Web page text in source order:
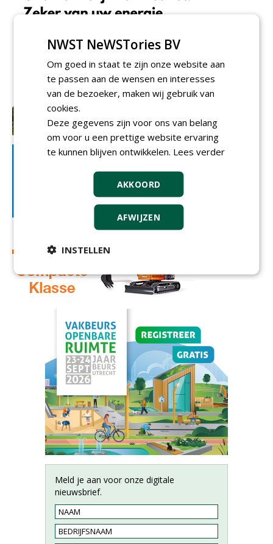
Meld je aan voor onze digitale
nieuwsbrief.
NWST NeWSTories BV
Om goed in staat te zijn onze website aan
te passen aan de wensen en interesses
van de bezoeker, maken wij gebruik van
cookies.
Deze gegevens zijn voor ons van belang
om voor u een prettige website ervaring
te kunnen blijven ontwikkelen. Lees verder
AKKOORD
AFWIJZEN
INSTELLEN